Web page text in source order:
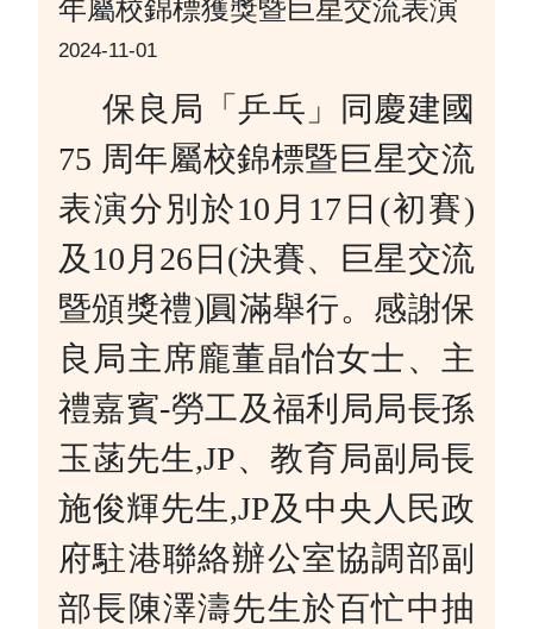
年屬校錦標獲獎暨巨星交流表演
2024-11-01
保良局「乒乓」同慶建國
75 周年屬校錦標暨巨星交流
表演分別於10月17日(初賽)
及10月26日(決賽、巨星交流
暨頒獎禮)圓滿舉行。感謝保
良局主席龐董晶怡女士、主
禮嘉賓-勞工及福利局局長孫
玉菡先生,JP、教育局副局長
施俊輝先生,JP及中央人民政
府駐港聯絡辦公室協調部副
部長陳澤濤先生於百忙中抽